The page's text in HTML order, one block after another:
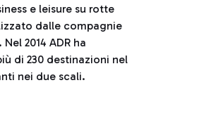
e leisure su rotte
dalle compagnie
2014 ADR ha
di 230 destinazioni nel
nei due scali.